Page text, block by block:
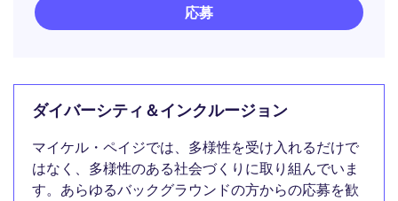
応募
ダイバーシティ＆インクルージョン
マイケル・ペイジでは、多様性を受け入れるだけで
はなく、多様性のある社会づくりに取り組んでいま
す。あらゆるバックグラウンドの方からの応募を歓